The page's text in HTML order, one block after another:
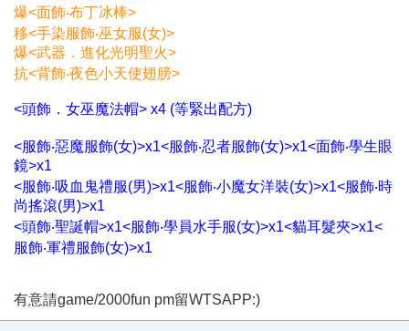
爆<面飾‧布丁冰棒>
移<手染服飾‧巫女服(女)>
爆<武器．進化光明聖火>
抗<背飾‧夜色小天使翅膀>
<頭飾．女巫魔法帽> x4 (等緊出配方)
<服飾‧惡魔服飾(女)>x1<服飾‧忍者服飾(女)>x1<面飾‧學生眼
鏡>x1
<服飾‧吸血鬼禮服(男)>x1<服飾‧小魔女洋裝(女)>x1<服飾‧時
尚搖滾(男)>x1
<頭飾‧聖誕帽>x1<服飾‧學員水手服(女)>x1<貓耳髮夾>x1<
服飾‧軍禮服飾(女)>x1
有意請game/2000fun pm留WTSAPP:)